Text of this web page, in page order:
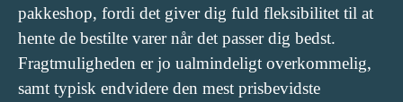
pakkeshop, fordi det giver dig fuld fleksibilitet til at
hente de bestilte varer når det passer dig bedst.
Fragtmuligheden er jo ualmindeligt overkommelig,
samt typisk endvidere den mest prisbevidste